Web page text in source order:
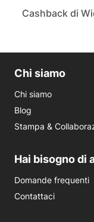
Cashback di
Chi siamo
Chi siamo
Blog
Stampa &
Hai bisogno di
Domande frequenti
Contattaci